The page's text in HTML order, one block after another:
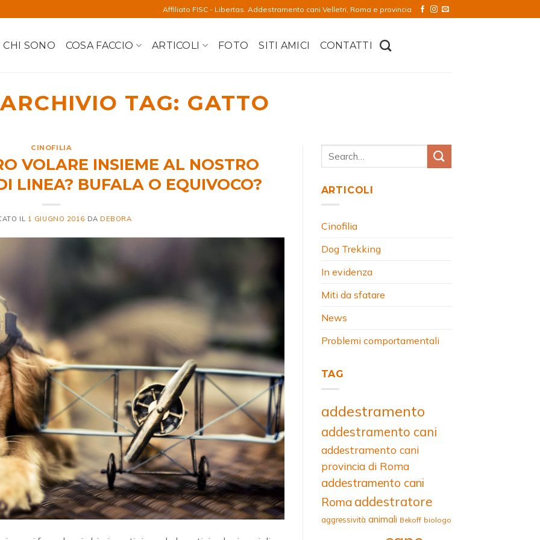
Affiliato FISC - Libertas. Addestramento cani Velletri, Roma e provincia
CHI SONO COSA FACCIO ARTICOLI FOTO SITI AMICI CONTATTI
ARCHIVIO TAG: GATTO
CINOFILIA
VOLARE INSIEME AL NOSTRO
LINEA? BUFALA O EQUIVOCO?
IL 1 GIUGNO 2016 DA DEBORA
ARTICOLI
Cinofilia
Dog Trekking
In evidenza
Miti da sfatare
News
Problemi comportamentali
TAG
addestramento
addestramento cani
addestramento cani
provincia di Roma
addestramento cani
Roma addestratore
aggressività animali Bekoff biologo